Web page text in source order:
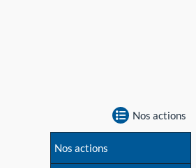
Nos actions
Nos actions